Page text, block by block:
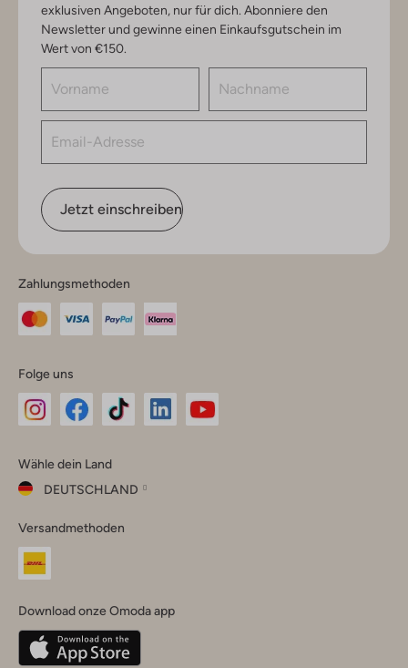
exklusiven Angeboten, nur für dich. Abonniere den
Newsletter und gewinne einen Einkaufsgutschein im
Wert von €150.
Jetzt einschreiben
Zahlungsmethoden
Folge uns
Instagram
Facebook
TikTok
Wähle dein Land
DEUTSCHLAND
dein
Land
Belgique(Français)
Deutschland
Versandmethoden
Download onze Omoda app